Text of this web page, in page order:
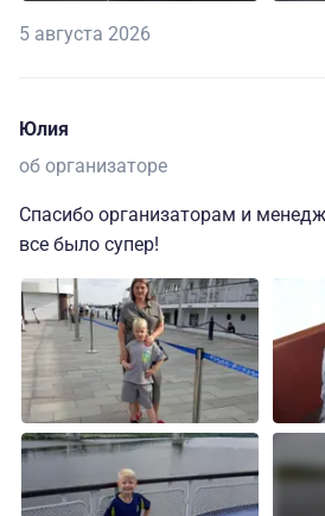
5 августа 2026
Юлия
об организаторе
Спасибо организаторам и
все было супер!